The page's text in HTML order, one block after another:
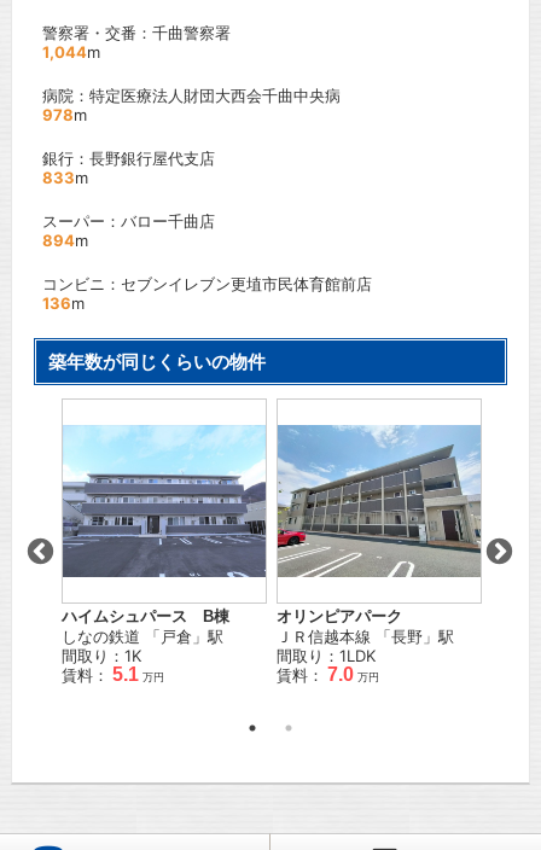
警察署・交番：千曲警察署
1,044m
病院：特定医療法人財団大西会千曲中央病
978m
銀行：長野銀行屋代支店
833m
スーパー：バロー千曲店
894m
コンビニ：セブンイレブン更埴市民体育館前店
136m
築年数が同じくらいの物件
ハイムシュパース B棟
しなの鉄道 「戸倉 」駅
間取り：1K
賃料： 5.1 万円
オリンピアパーク
ＪＲ信越本線 「長野 」駅
間取り：1LDK
賃料： 7.0 万円